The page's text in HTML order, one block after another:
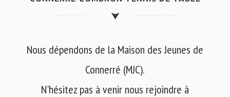
Nous dépendons de la Maison des Jeunes de
Connerré (MJC).
N'hésitez pas à venir nous rejoindre à